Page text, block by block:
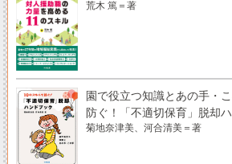
荒木 篤＝著
園で役立つ知識とあの手・
防ぐ！「不適切保育」脱却
菊地奈津美、河合清美＝著